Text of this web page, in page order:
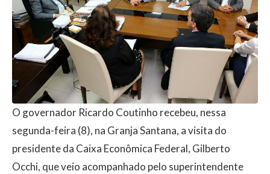
O governador Ricardo Coutinho recebeu, nessa
segunda-feira (8), na Granja Santana, a visita do
presidente da Caixa Econômica Federal, Gilberto
Occhi, que veio acompanhado pelo superintendente